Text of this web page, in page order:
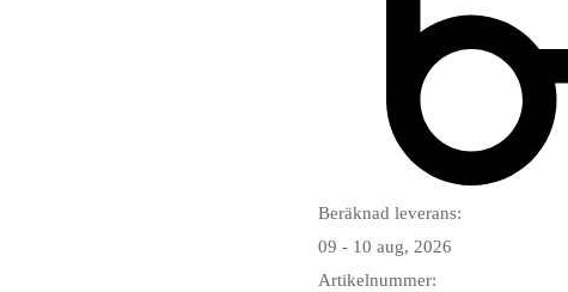
Beräknad leverans:
09 - 10 aug, 2026
Artikelnummer: